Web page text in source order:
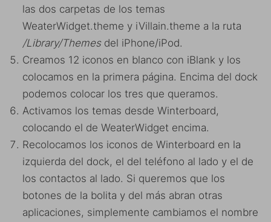
las dos carpetas de los temas
WeaterWidget.theme y iVillain.theme a la ruta
/Library/Themesdel iPhone/iPod.
Creamos 12 iconos en blanco con iBlank y los
colocamos en la primera página. Encima del dock
podemos colocar los tres que queramos.
Activamos los temas desde Winterboard,
colocando el de WeaterWidget encima.
Recolocamos los iconos de Winterboard en la
izquierda del dock, el del teléfono al lado y el de
los contactos al lado. Si queremos que los
botones de la bolita y del más abran otras
aplicaciones, simplemente cambiamos el nombre